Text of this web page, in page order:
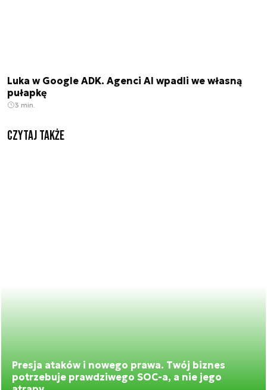
Luka w Google ADK. Agenci AI wpadli we własną
pułapkę
3 min.
Czytaj także
Presja ataków i nowego prawa. Twój biznes
potrzebuje prawdziwego SOC-a, a nie jego